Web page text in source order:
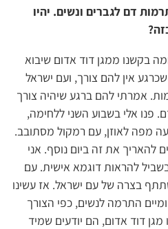
דם לגברים ונשים. יהיו
בקשנו ממגן דוד אדום שיבוא
אין להם צורך, ועם ישראל
אמרתי להם ברגע שיהיה צורך
אלי בשבוע השני ללחימה,
מפה לאוזן, עם רמקול מסתובב.
להאריך את זה ביום נוסף. אני
להראות דוגמא אישית. עם
בצרה של עם ישראל. אז עשינו
התרמה לנשים, כפי הצורך
מגן דוד אדום, הם יודעים שמיד